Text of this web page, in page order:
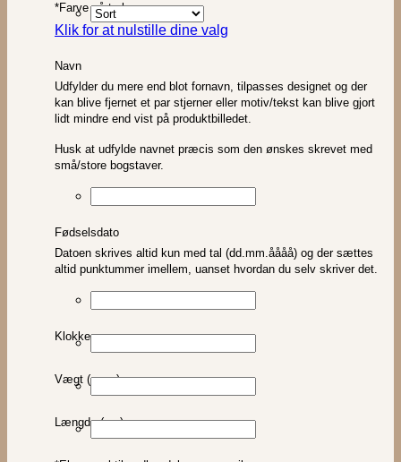
*Farve på tryk
Klik for at nulstille dine valg
Navn
Udfylder du mere end blot fornavn, tilpasses designet og der
kan blive fjernet et par stjerner eller motiv/tekst kan blive gjort
lidt mindre end vist på produktbilledet.
Husk at udfylde navnet præcis som den ønskes skrevet med
små/store bogstaver.
Fødselsdato
Datoen skrives altid kun med tal (dd.mm.åååå) og der sættes
altid punktummer imellem, uanset hvordan du selv skriver det.
Klokke
Vægt (gram)
Længde (cm)